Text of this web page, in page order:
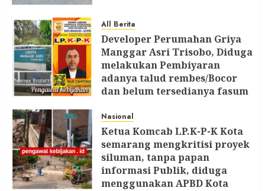
All Berita
Developer Perumahan Griya
Manggar Asri Trisobo, Diduga
melakukan Pembiyaran
adanya talud rembes/Bocor
dan belum tersedianya fasum
segera Bersurat
6 AGUSTUS 2026
Nasional
Ketua Komcab LP.K-P-K Kota
semarang mengkritisi proyek
siluman, tanpa papan
informasi Publik, diduga
menggunakan APBD Kota